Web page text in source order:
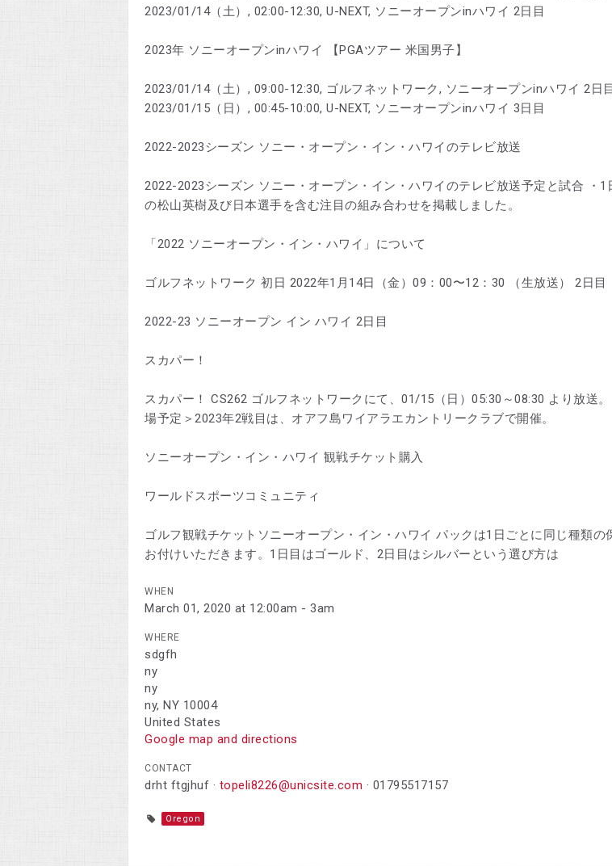
2023/01/14（土）, 02:00-12:30, U-NEXT, ソニーオープンinハワイ 2日目
2023年 ソニーオープンinハワイ 【PGAツアー 米国男子】
2023/01/14（土）, 09:00-12:30, ゴルフネットワーク, ソニーオープンinハワイ 2日目
2023/01/15（日）, 00:45-10:00, U-NEXT, ソニーオープンinハワイ 3日目
2022-2023シーズン ソニー・オープン・イン・ハワイのテレビ放送
2022-2023シーズン ソニー・オープン・イン・ハワイのテレビ放送予定と試合 ・1
の松山英樹及び日本選手を含む注目の組み合わせを掲載しました。
「2022 ソニーオープン・イン・ハワイ」について
ゴルフネットワーク 初日 2022年1月14日（金）09：00〜12：30 （生放送） 2日目
2022-23 ソニーオープン イン ハワイ 2日目
スカパー！
スカパー！ CS262 ゴルフネットワークにて、01/15（日）05:30～08:30 より放送
場予定＞2023年2戦目は、オアフ島ワイアラエカントリークラブで開催。
ソニーオープン・イン・ハワイ 観戦チケット購入
ワールドスポーツコミュニティ
ゴルフ観戦チケットソニーオープン・イン・ハワイ パックは1日ごとに同じ種類の
お付けいただきます。1日目はゴールド、2日目はシルバーという選び方は
WHEN
March 01, 2020 at 12:00am - 3am
WHERE
sdgfh
ny
ny
ny, NY 10004
United States
Google map and directions
CONTACT
drht ftgjhuf · topeli8226@unicsite.com · 01795517157
Oregon